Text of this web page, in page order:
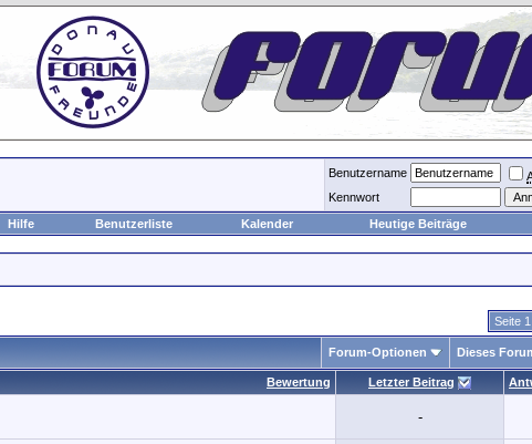
Benutzername
Kennwort
Hilfe Benutzerliste Kalender Heutige Beiträge
Seite
Forum-Optionen Dieses
Bewertung Letzter Beitrag
-